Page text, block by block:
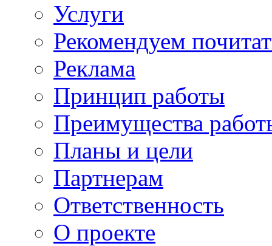
Услуги
Рекомендуем
Реклама
Принцип работы
Преимущества
Планы и цели
Партнерам
Ответственность
О проекте